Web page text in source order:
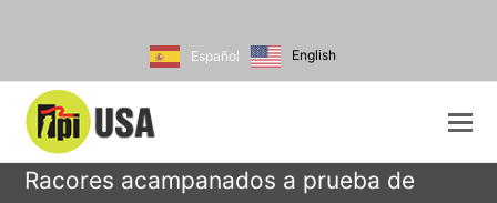
Español English
Racores acampanados a prueba de